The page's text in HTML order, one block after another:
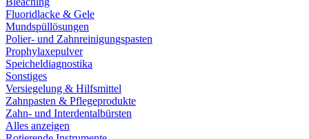
Fluoridlacke & Gele
Mundspüllösungen
Polier- und Zahnreinigungspasten
Prophylaxepulver
Speicheldiagnostika
Sonstiges
Versiegelung & Hilfsmittel
Zahnpasten & Pflegeprodukte
Zahn- und Interdentalbürsten
Alles anzeigen